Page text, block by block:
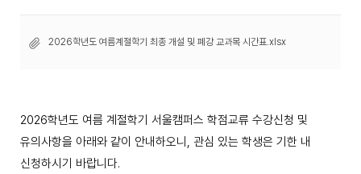
2026학년도 여름계절학기 최종 개설 및 폐강 교과목 시간표.xlsx
2026학년도 여름 계절학기 서울캠퍼스 학점교류 수강신청 및
유의사항을 아래와 같이 안내하오니 , 관심 있는 학생은 기한 내
신청하시기 바랍니다.